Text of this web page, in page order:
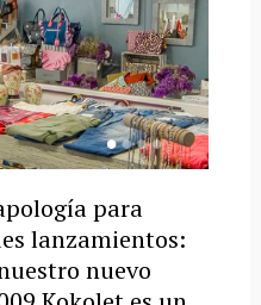
para
lanzamientos:
nuevo